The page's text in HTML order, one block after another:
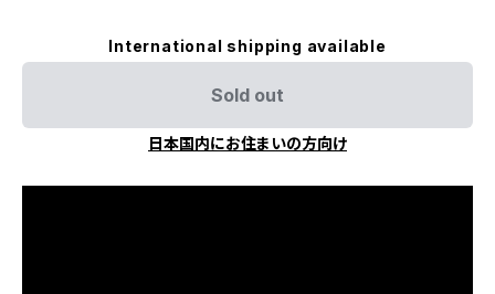
International shipping available
Sold out
日本国内にお住まいの方向け